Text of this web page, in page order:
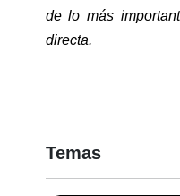
de lo más
directa.
Temas